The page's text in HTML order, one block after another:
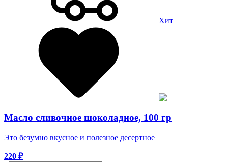
Хит
Масло сливочное шоколадное, 100 гр
Это безумно вкусное и полезное десертное
220 ₽